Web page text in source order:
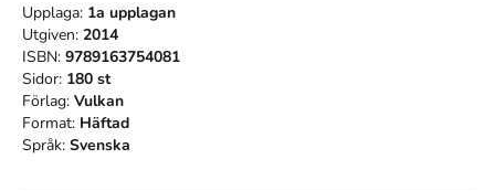
Upplaga: 1a upplagan
Utgiven: 2014
ISBN: 9789163754081
Sidor: 180 st
Förlag: Vulkan
Format: Häftad
Språk: Svenska